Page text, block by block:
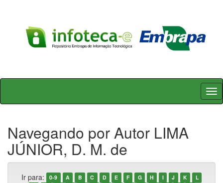
Skip
Navegando por Autor LIMA
JÚNIOR, D. M. de
Ir para: 0-9 A B C D E F G H I J K
L